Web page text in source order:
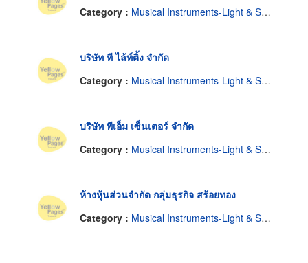
Category : Musical Instruments-Light & Sound System-Renting
บริษัท ที ไล้ท์ติ้ง จำกัด
Category : Musical Instruments-Light & Sound System-Renting
บริษัท พีเอ็ม เซ็นเตอร์ จำกัด
Category : Musical Instruments-Light & Sound System-Renting
ห้างหุ้นส่วนจำกัด กลุ่มธุรกิจ สร้อยทอง
Category : Musical Instruments-Light & Sound System-Renting